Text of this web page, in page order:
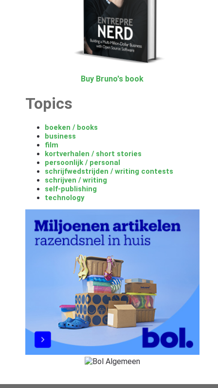
Buy Bruno's book
Topics
boeken / books
business
film
kortverhalen / short stories
persoonlijk / personal
schrijfwedstrijden / writing contests
schrijven / writing
self-publishing
technology